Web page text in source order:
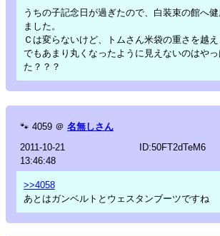
うちの子記念日が過ぎたので、白装束の館へ
ました。
Ｃは変らないけど、トムさん米袋の重さを越え
でもあまり丸くなったように見えないのはや
た？？？
🐾 4059 ＠ 名無しさん
2011-10-21
13:46:48
ID:50FT2dTeM6
>>4058
あとはガンベルトとウェスタンブーツですね